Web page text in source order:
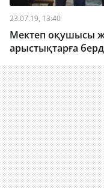
23.07.19, 13:40
Мектеп оқушысы
арыстықтарға